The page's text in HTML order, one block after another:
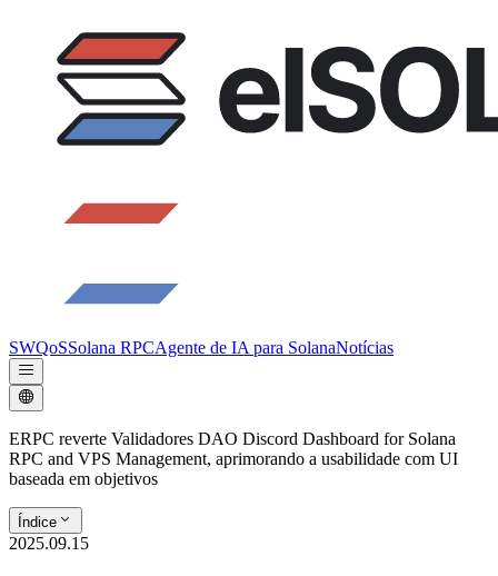
SWQoSSolana RPCAgente de IA para SolanaNotícias
ERPC reverte Validadores DAO Discord Dashboard for Solana
RPC and VPS Management, aprimorando a usabilidade com UI
baseada em objetivos
Índice
2025.09.15